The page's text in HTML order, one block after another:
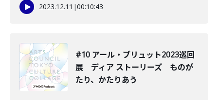
2023.12.11 |00:10:43
#10 アール・ブリュット2023巡回
展 ディア ストーリーズ ものが
たり、かたりあう